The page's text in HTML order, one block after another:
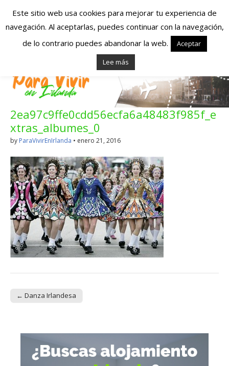
Españoles en
Irlanda – Vivir en
Irlanda – Trabajo
en Irlanda –
Alojamiento en
Irlanda
Blog dedicado a los que viven, estudian y trabajan en
Irlanda!
2ea97c9ffe0cdd56ecfa6a48483f985f_e
xtras_albumes_0
by ParaVivirEnIrlanda • enero 21, 2016
← Danza Irlandesa
Este sitio web usa cookies para mejorar tu experiencia de
navegación. Al aceptarlas, puedes continuar con la navegación,
de lo contrario puedes abandonar la web.
Aceptar
Lee más